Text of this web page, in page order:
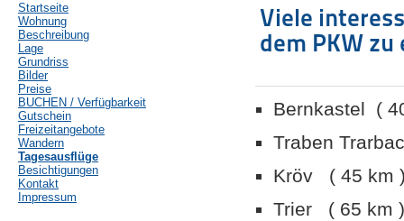
Startseite
Wohnung
Beschreibung
Lage
Grundriss
Bilder
Preise
BUCHEN / Verfügbarkeit
Gutschein
Freizeitangebote
Wandern
Tagesausflüge
Besichtigungen
Kontakt
Impressum
Viele
dem PKW zu
Bernkastel (
Traben
Kröv ( 45 km
Trier ( 65 km